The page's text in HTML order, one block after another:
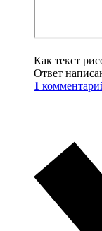
Как текст
Ответ
1